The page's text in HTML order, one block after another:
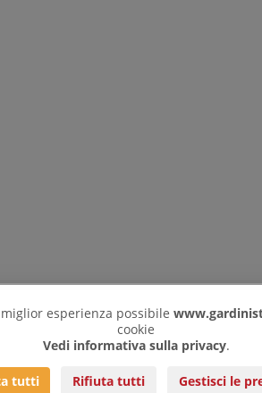
esperienza possibile
cookie
Vedi informativa sulla privacy.
tutti Rifiuta tutti Gestisci le